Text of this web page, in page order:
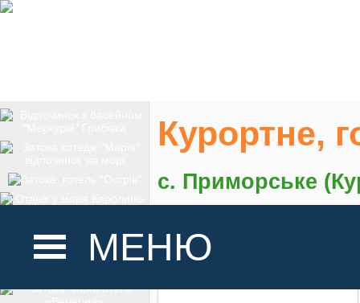
МЕНЮ
Курортне,
с. Приморське